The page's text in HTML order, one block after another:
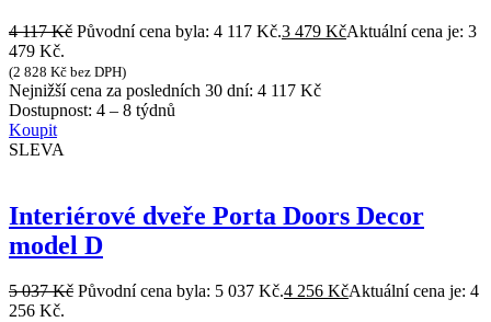
4 117Kč Původní cena byla: 4 117 Kč.3 479 KčAktuální cena je: 3
479 Kč.
(2 828 Kč bez DPH)
Nejnižší cena za posledních 30 dní: 4 117 Kč
Dostupnost: 4 – 8 týdnů
Koupit
SLEVA
Interiérové dveře Porta Doors Decor
model D
5 037Kč Původní cena byla: 5 037 Kč.4 256 KčAktuální cena je: 4
256 Kč.